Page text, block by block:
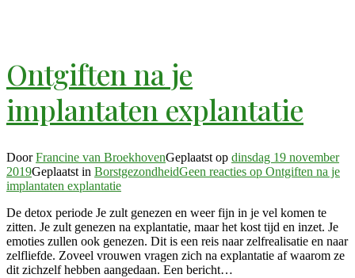
Ontgiften na je
implantaten explantatie
DoorFrancine van BroekhovenGeplaatst op dinsdag 19 november
2019Geplaatst in BorstgezondheidGeen reacties op Ontgiften na je
implantaten explantatie
De detox periode Je zult genezen en weer fijn in je vel komen te
zitten. Je zult genezen na explantatie, maar het kost tijd en inzet. Je
emoties zullen ook genezen. Dit is een reis naar zelfrealisatie en naar
zelfliefde. Zoveel vrouwen vragen zich na explantatie af waarom ze
dit zichzelf hebben aangedaan. Een bericht…